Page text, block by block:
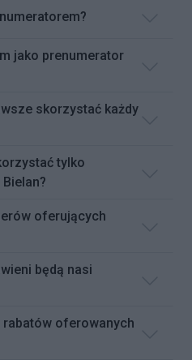
jako prenumerator
skorzystać każdy
tylko
oferujących
będą nasi
oferowanych